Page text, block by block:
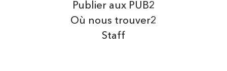
Publier aux PUB2
Où nous trouver2
Staff